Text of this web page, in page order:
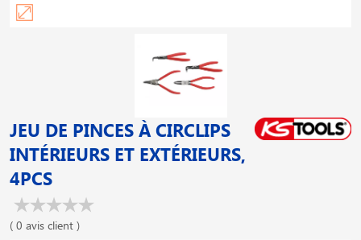
JEU DE PINCES À CIRCLIPS
INTÉRIEURS ET EXTÉRIEURS,
4PCS
( 0 avis client )